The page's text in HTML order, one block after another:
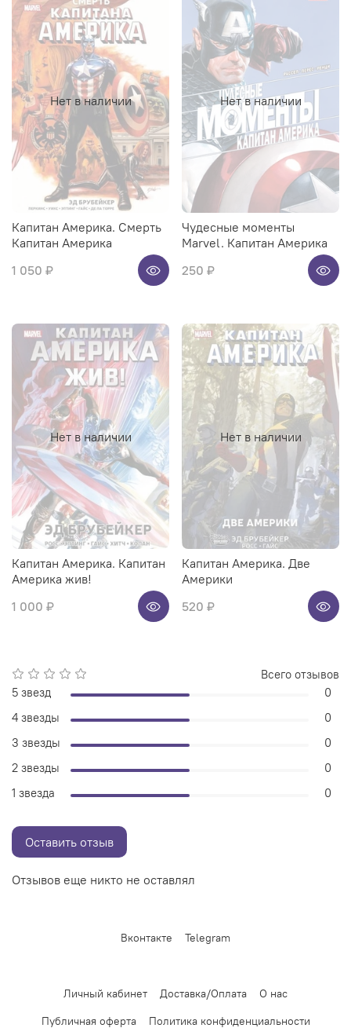
Нет в наличии
Капитан Америка. Смерть
Капитан Америка
1 050 ₽
Нет в наличии
Чудесные моменты
Marvel. Капитан Америка
250 ₽
Нет в наличии
Капитан Америка. Капитан
Америка жив!
1 000 ₽
Нет в наличии
Капитан Америка. Две
Америки
520 ₽
Отзывов еще никто не оставлял
Всего отзывов
5 звезд
0
4 звезды
0
3 звезды
0
2 звезды
0
1 звезда
0
Оставить отзыв
Вконтакте Telegram
Личный кабинет Доставка/Оплата
О нас
Публичная оферта
Политика конфиденциальности